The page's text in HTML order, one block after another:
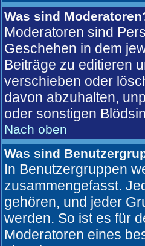
Was sind
Moderatoren sind
Geschehen in dem
Beiträge zu editieren
verschieben oder
davon abzuhalten,
oder sonstigen
Nach oben
Was sind
In Benutzergruppen
zusammengefasst.
gehören, und jeder
werden. So ist es für
Moderatoren eines